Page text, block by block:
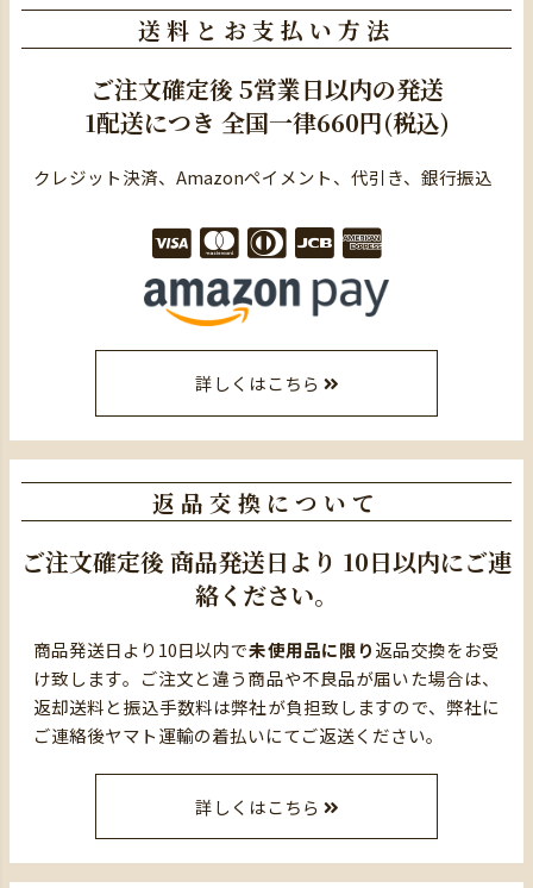
送料とお支払い方法
ご注文確定後5営業日以内の発送
1配送につき 全国一律660円(税込)
クレジット決済、Amazonペイメント、代引き、銀行振込
詳しくはこちら
返品交換について
ご注文確定後 商品発送日より 10日以内にご連
絡ください。
商品発送日より10日以内で未使用品に限り返品交換をお受
け致します。ご注文と違う商品や不良品が届いた場合は、
返却送料と振込手数料は弊社が負担致しますので、弊社に
ご連絡後ヤマト運輸の着払いにてご返送ください。
詳しくはこちら